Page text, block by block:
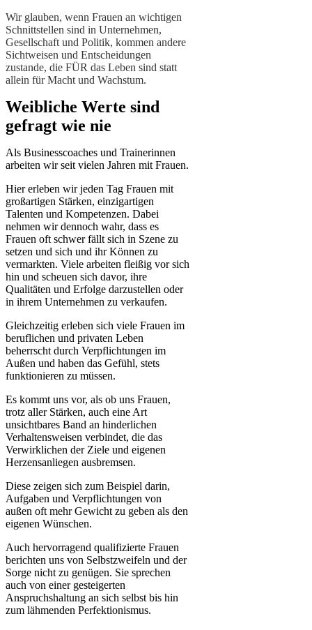
Wir glauben, wenn Frauen an wichtigen
Schnittstellen sind in Unternehmen,
Gesellschaft und Politik, kommen andere
Sichtweisen und Entscheidungen
zustande, die FÜR das Leben sind statt
allein für Macht und Wachstum.
Weibliche Werte sind
gefragt wie nie
Als Businesscoaches und Trainerinnen
arbeiten wir seit vielen Jahren mit Frauen.
Hier erleben wir jeden Tag Frauen mit
großartigen Stärken, einzigartigen
Talenten und Kompetenzen. Dabei
nehmen wir dennoch wahr, dass es
Frauen oft schwer fällt sich in Szene zu
setzen und sich und ihr Können zu
vermarkten. Viele arbeiten fleißig vor sich
hin und scheuen sich davor, ihre
Qualitäten und Erfolge darzustellen oder
in ihrem Unternehmen zu verkaufen.
Gleichzeitig erleben sich viele Frauen im
beruflichen und privaten Leben
beherrscht durch Verpflichtungen im
Außen und haben das Gefühl, stets
funktionieren zu müssen.
Es kommt uns vor, als ob uns Frauen,
trotz aller Stärken, auch eine Art
unsichtbares Band an hinderlichen
Verhaltensweisen verbindet, die das
Verwirklichen der Ziele und eigenen
Herzensanliegen ausbremsen.
Diese zeigen sich zum Beispiel darin,
Aufgaben und Verpflichtungen von
außen oft mehr Gewicht zu geben als den
eigenen Wünschen.
Auch hervorragend qualifizierte Frauen
berichten uns von Selbstzweifeln und der
Sorge nicht zu genügen. Sie sprechen
auch von einer gesteigerten
Anspruchshaltung an sich selbst bis hin
zum lähmenden Perfektionismus.